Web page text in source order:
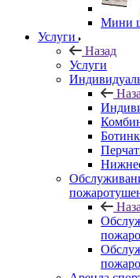
Мини
Услуги
Назад
Услуги